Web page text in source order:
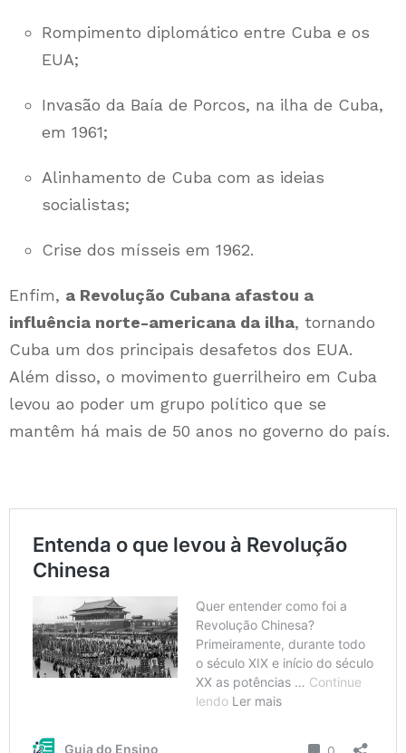
Rompimento diplomático entre Cuba e os
EUA;
Invasão da Baía de Porcos, na ilha de Cuba,
em 1961;
Alinhamento de Cuba com as ideias
socialistas;
Crise dos mísseis em 1962.
Enfim, a Revolução Cubana afastou a
influência norte-americana da ilha, tornando
Cuba um dos principais desafetos dos EUA.
Além disso, o movimento guerrilheiro em Cuba
levou ao poder um grupo político que se
mantêm há mais de 50 anos no governo do país.